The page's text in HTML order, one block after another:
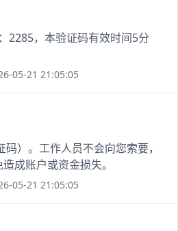
2285，本验证码有效时间5分
05-21 21:05:05
码）。工作人员不会向您索要，
成账户或资金损失。
05-21 21:05:05